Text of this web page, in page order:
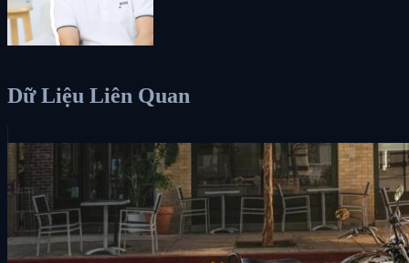
Dữ Liệu Liên Quan